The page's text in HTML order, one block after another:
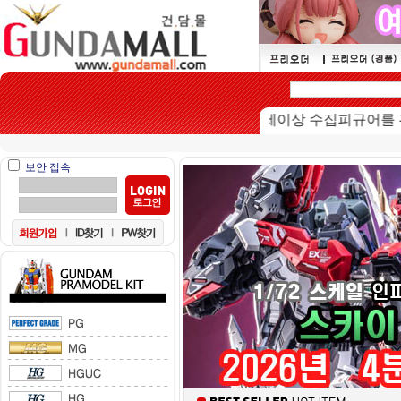
본 쇼핑몰은 15세이상 수집피규어를 판매하
보안 접속